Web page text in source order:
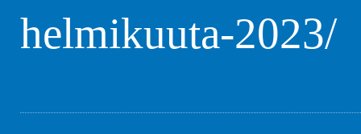
helmikuuta-2023/